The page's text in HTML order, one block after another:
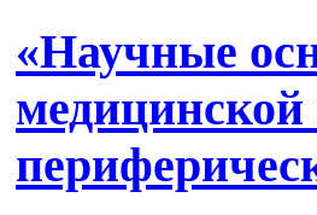
«Научные